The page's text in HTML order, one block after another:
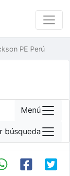
PE Perú
Menú
búsqueda